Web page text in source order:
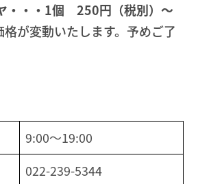
・・・1個 250円（税別）〜
が変動いたします。予めご了
9:00〜19:00
022-239-5344